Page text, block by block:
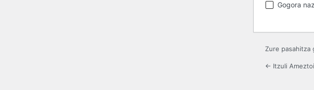
Gogora
Zure pasahitza
← Itzuli